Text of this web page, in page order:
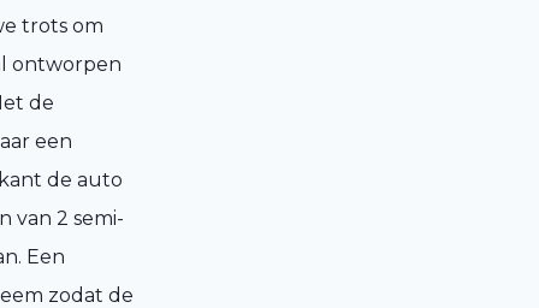
trots om
ontworpen
de
een
de auto
van 2 semi-
Een
zodat de